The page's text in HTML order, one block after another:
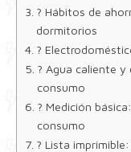
?️ Hábitos de
dormitorios
?
?️ Agua caliente
consumo
? Medición
consumo
? Lista